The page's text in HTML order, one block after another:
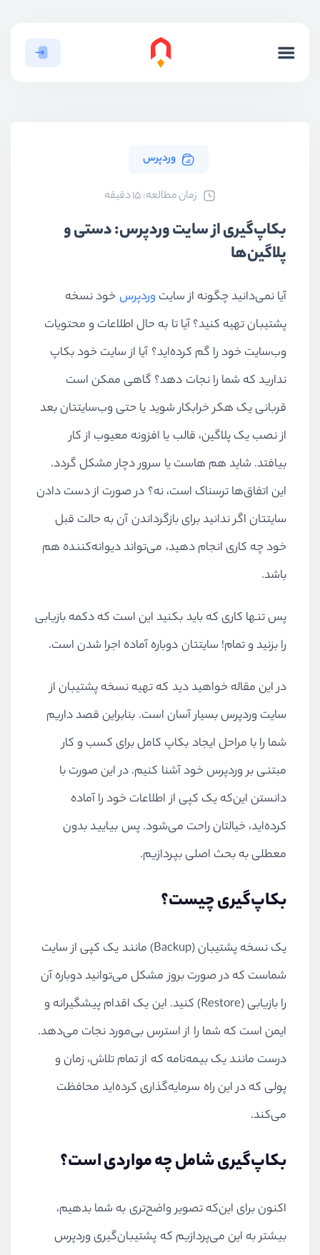
وردپرس
ﺯﻣﺎﻥ ﻣﻄﺎﻟﻌﻪ: 15 دقیقه
بکاپ‌گیری از سایت وردپرس: دستی و
پلاگین‌ها
آیا نمی‌دانید چگونه از سایت وردپرس خود نسخه
پشتیبان تهیه کنید؟ آیا تا به حال اطلاعات و محتویات
وب‌سایت خود را گم کرده‌اید؟ آیا از سایت خود بکاپ
ندارید که شما را نجات دهد؟ گاهی ممکن است
قربانی یک هکر خرابکار شوید یا حتی وب‌سایتتان بعد
از نصب یک پلاگین، قالب یا افزونه معیوب از کار
بیافتد. شاید هم هاست یا سرور دچار مشکل گردد.
این اتفاق‌ها ترسناک است، نه؟ در صورت از دست دادن
سایتتان اگر ندانید برای بازگرداندن آن به حالت قبل
خود چه کاری انجام دهید، می‌تواند دیوانهکننده هم
باشد.
پس تنها کاری که باید بکنید این است که دکمه بازیابی
را بزنید و تمام! سایتتان دوباره آماده اجرا شدن است.
در این مقاله خواهید دید که تهیه نسخه پشتیبان از
سایت وردپرس بسیار آسان است. بنابراین قصد داریم
شما را با مراحل ایجاد بکاپ کامل برای کسب و کار
مبتنی بر وردپرس خود آشنا کنیم. در این صورت با
دانستن اینکه یک کپی از اطلاعات خود را آماده
کرده‌اید، خیالتان راحت می‌شود. پس بیایید بدون
معطلی به بحث اصلی بپردازیم.
بکاپ‌گیری چیست؟
یک نسخه پشتیبان (Backup) مانند یک کپی از سایت
شماست که در صورت بروز مشکل می‌توانید دوباره آن
را بازیابی (Restore) کنید. این یک اقدام پیشگیرانه و
ایمن است که شما را از استرس بی‌مورد نجات می‌دهد.
درست مانند یک بیمه‌نامه که از تمام تلاش، زمان و
پولی که در این راه سرمایه‌گذاری کرده‌اید محافظت
می‌کند.
بکاپ‌گیری شامل چه مواردی است؟
اکنون برای اینکه تصویر واضح‌تری به شما بدهیم،
بیشتر به این می‌پردازیم که پشتیبان‌گیری وردپرس